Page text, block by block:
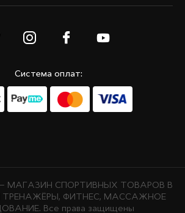
Система оплат:
— МАГАЗИН СПОРТИВНЫХ ТОВАРОВ В
ТРЕНАЖЁРЫ, ФИТНЕС, МАССАЖНОЕ
Все права защищены